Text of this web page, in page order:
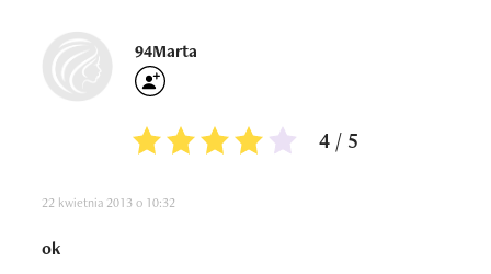
94Marta
4 / 5
22 kwietnia 2013 o 10:32
ok